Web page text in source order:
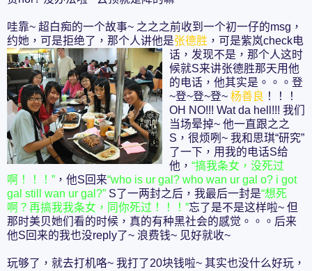
哇靠~ 超白痴的一个故事~ 之之之前收到一个初一仔的msg，
约她，可是拒绝了，那个人讲他是张德胜 ，可是紫岚check电
话，发现不是，那个人这时
候就S来讲张德胜那天用他
的电话，他其实是。。。登
~登~登~登~ 杨善良 ！！！
OH NO!!! Wat da hell!!! 我们
当场晕掉~ 他一直跟之之
S，很烦咧~ 我和思琪“研究”
了一下，用我的电话S给
他， “搞我条女，没死过
啊！！！” ，他S回来“who is ur gal? who wan ur gal o? i got
gal still wan ur gal?” S了一两封之后，我最后一封是“想死
啊？再搞我我条女，同你死过！！！”忘了是不是这样啦~ 但
那时美贝她们看的时候，真的有种黑社会的感觉。。。后来
他S回来的我也没reply了~ 浪费钱~ 见好就收~
玩够了，就去打机咯~ 我打了20块钱啦~ 其实也没什么好玩，